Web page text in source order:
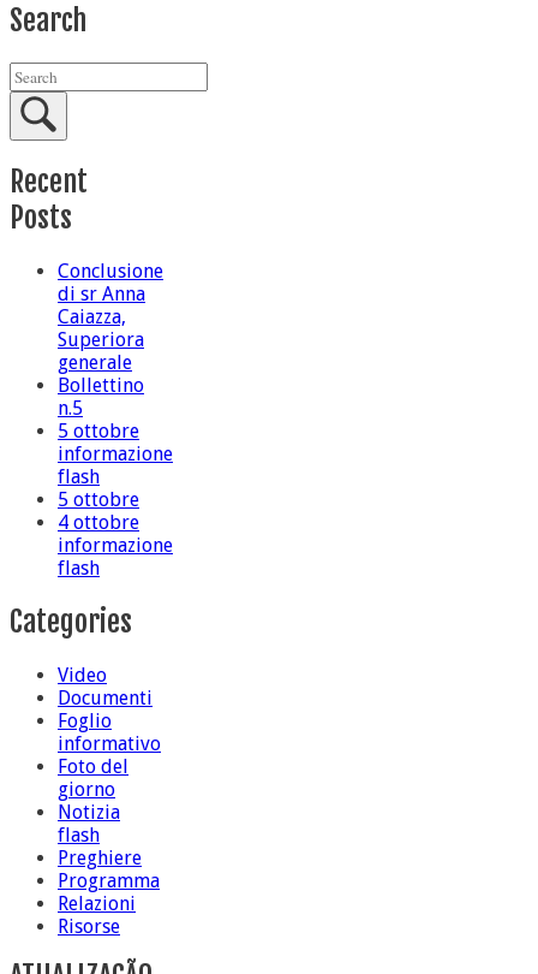
Search
Recent
Posts
Conclusione
di sr Anna
Caiazza,
Superiora
generale
Bollettino
n.5
5 ottobre
informazione
flash
5 ottobre
4 ottobre
informazione
flash
Categories
Video
Documenti
Foglio
informativo
Foto del
giorno
Notizia
flash
Preghiere
Programma
Relazioni
Risorse